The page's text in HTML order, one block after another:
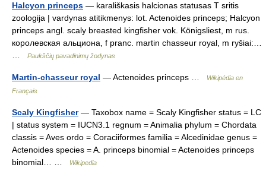
Halcyon princeps — karališkasis halcionas statusas T sritis
zoologija | vardynas atitikmenys: lot. Actenoides princeps; Halcyon
princeps angl. scaly breasted kingfisher vok. Königsliest, m rus.
королевская альциона, f pranc. martin chasseur royal, m ryšiai:…
Paukščių pavadinimų žodynas
Martin-chasseur royal — Actenoides princeps …
Wikipédia en
Français
Scaly Kingfisher— Taxobox name = Scaly Kingfisher status = LC
| status system = IUCN3.1 regnum = Animalia phylum = Chordata
classis = Aves ordo = Coraciiformes familia = Alcedinidae genus =
Actenoides species = A. princeps binomial = Actenoides princeps
binomial… …
Wikipedia